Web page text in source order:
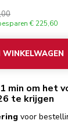
€ 225,60
WINKELWAGEN
min om het
te krijgen
voor